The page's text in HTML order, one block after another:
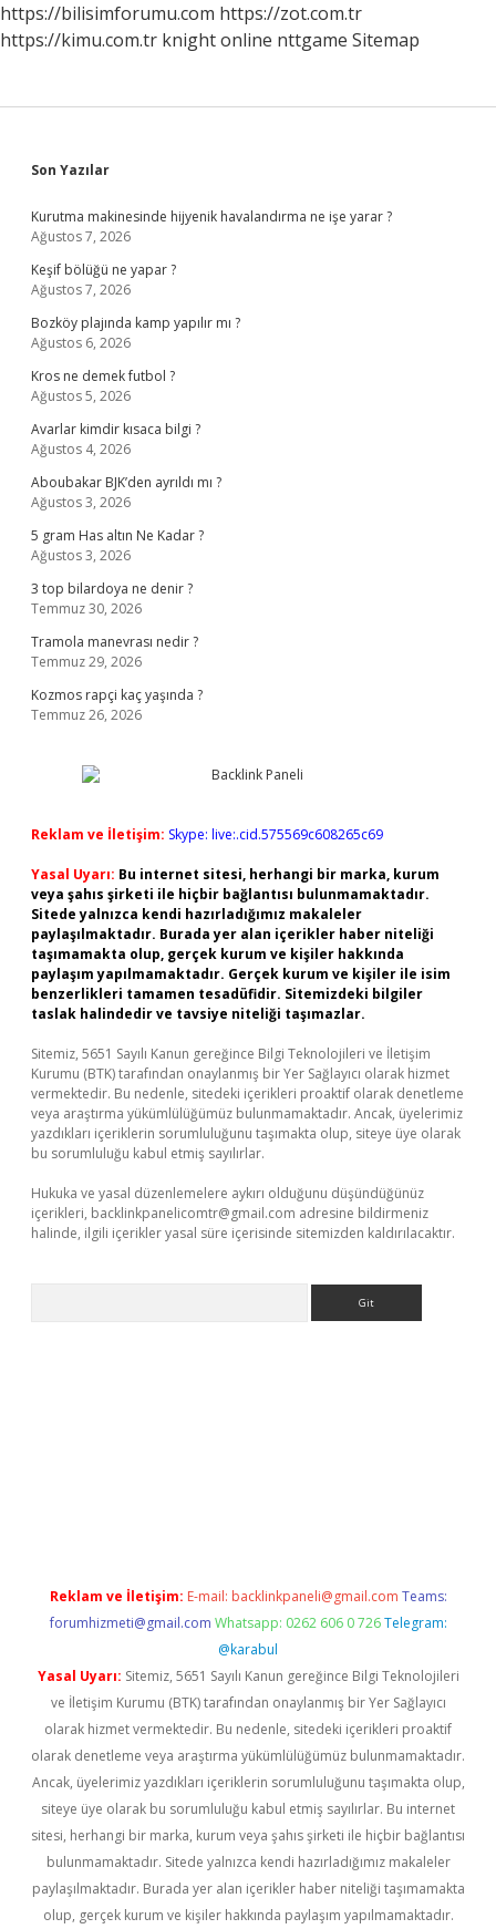
Neyi
Oluşturur
https://bilisimforumu.com https://zot.com.tr
https://kimu.com.tr knight online nttgame Sitemap
Sidebar
Son Yazılar
Kurutma makinesinde hijyenik havalandırma ne işe yarar ?
Ağustos 7, 2026
Keşif bölüğü ne yapar ?
Ağustos 7, 2026
Bozköy plajında kamp yapılır mı ?
Ağustos 6, 2026
Kros ne demek futbol ?
Ağustos 5, 2026
Avarlar kimdir kısaca bilgi ?
Ağustos 4, 2026
Aboubakar BJK’den ayrıldı mı ?
Ağustos 3, 2026
5 gram Has altın Ne Kadar ?
Ağustos 3, 2026
3 top bilardoya ne denir ?
Temmuz 30, 2026
Tramola manevrası nedir ?
Temmuz 29, 2026
Kozmos rapçi kaç yaşında ?
Temmuz 26, 2026
Reklam ve İletişim: Skype: live:.cid.575569c608265c69
Yasal Uyarı: Bu internet sitesi, herhangi bir marka, kurum
veya şahıs şirketi ile hiçbir bağlantısı bulunmamaktadır.
Sitede yalnızca kendi hazırladığımız makaleler
paylaşılmaktadır. Burada yer alan içerikler haber niteliği
taşımamakta olup, gerçek kurum ve kişiler hakkında
paylaşım yapılmamaktadır. Gerçek kurum ve kişiler ile isim
benzerlikleri tamamen tesadüfidir. Sitemizdeki bilgiler
taslak halindedir ve tavsiye niteliği taşımazlar.
Sitemiz, 5651 Sayılı Kanun gereğince Bilgi Teknolojileri ve İletişim
Kurumu (BTK) tarafından onaylanmış bir Yer Sağlayıcı olarak hizmet
vermektedir. Bu nedenle, sitedeki içerikleri proaktif olarak denetleme
veya araştırma yükümlülüğümüz bulunmamaktadır. Ancak, üyelerimiz
yazdıkları içeriklerin sorumluluğunu taşımakta olup, siteye üye olarak
bu sorumluluğu kabul etmiş sayılırlar.
Hukuka ve yasal düzenlemelere aykırı olduğunu düşündüğünüz
içerikleri, backlinkpanelicomtr@gmail.com adresine bildirmeniz
halinde, ilgili içerikler yasal süre içerisinde sitemizden kaldırılacaktır.
Reklam ve İletişim: E-mail: backlinkpaneli@gmail.com Teams:
forumhizmeti@gmail.com Whatsapp: 0262 606 0 726 Telegram:
@karabul
Yasal Uyarı: Sitemiz, 5651 Sayılı Kanun gereğince Bilgi Teknolojileri
ve İletişim Kurumu (BTK) tarafından onaylanmış bir Yer Sağlayıcı
olarak hizmet vermektedir. Bu nedenle, sitedeki içerikleri proaktif
olarak denetleme veya araştırma yükümlülüğümüz bulunmamaktadır.
Ancak, üyelerimiz yazdıkları içeriklerin sorumluluğunu taşımakta olup,
siteye üye olarak bu sorumluluğu kabul etmiş sayılırlar. Bu internet
sitesi, herhangi bir marka, kurum veya şahıs şirketi ile hiçbir bağlantısı
bulunmamaktadır. Sitede yalnızca kendi hazırladığımız makaleler
paylaşılmaktadır. Burada yer alan içerikler haber niteliği taşımamakta
olup, gerçek kurum ve kişiler hakkında paylaşım yapılmamaktadır.